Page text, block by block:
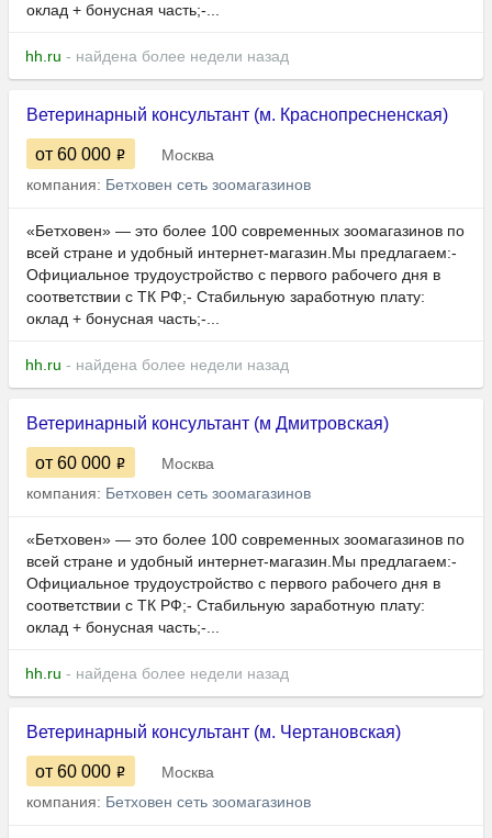
оклад + бонусная часть;-...
hh.ru - найдена более недели назад
Ветеринарный консультант (м. Краснопресненская)
от 60 000
Москва
компания: Бетховен сеть зоомагазинов
«Бетховен» — это более 100 современных зоомагазинов по
всей стране и удобный интернет-магазин.Мы предлагаем:-
Официальное трудоустройство с первого рабочего дня в
соответствии с ТК РФ;- Стабильную заработную плату:
оклад + бонусная часть;-...
hh.ru - найдена более недели назад
Ветеринарный консультант (м Дмитровская)
от 60 000
Москва
компания: Бетховен сеть зоомагазинов
«Бетховен» — это более 100 современных зоомагазинов по
всей стране и удобный интернет-магазин.Мы предлагаем:-
Официальное трудоустройство с первого рабочего дня в
соответствии с ТК РФ;- Стабильную заработную плату:
оклад + бонусная часть;-...
hh.ru - найдена более недели назад
Ветеринарный консультант (м. Чертановская)
от 60 000
Москва
компания: Бетховен сеть зоомагазинов